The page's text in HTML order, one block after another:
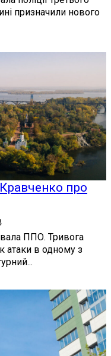
про
ППО. Тривога